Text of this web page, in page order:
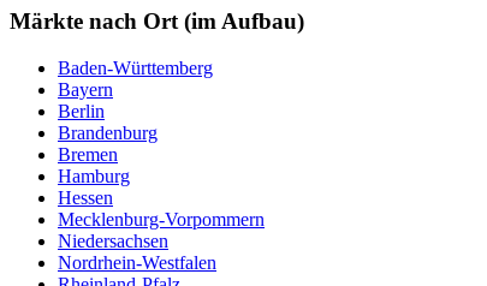
Monat
Märkte nach Ort (im Aufbau)
Baden-Württemberg
Bayern
Berlin
Brandenburg
Bremen
Hamburg
Hessen
Mecklenburg-Vorpommern
Niedersachsen
Nordrhein-Westfalen